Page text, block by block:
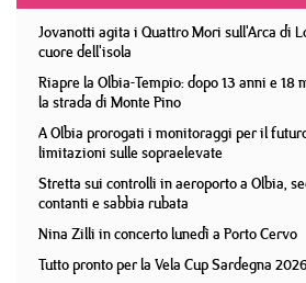
Jovanotti agita i Quattro Mori sull'Arca di
cuore dell'isola
Riapre la Olbia-Tempio: dopo 13 anni e
la strada di Monte Pino
A Olbia prorogati i monitoraggi per il
limitazioni sulle sopraelevate
Stretta sui controlli in aeroporto a Olbia,
contanti e sabbia rubata
Nina Zilli in concerto lunedì a Porto Cervo
Tutto pronto per la Vela Cup Sardegna